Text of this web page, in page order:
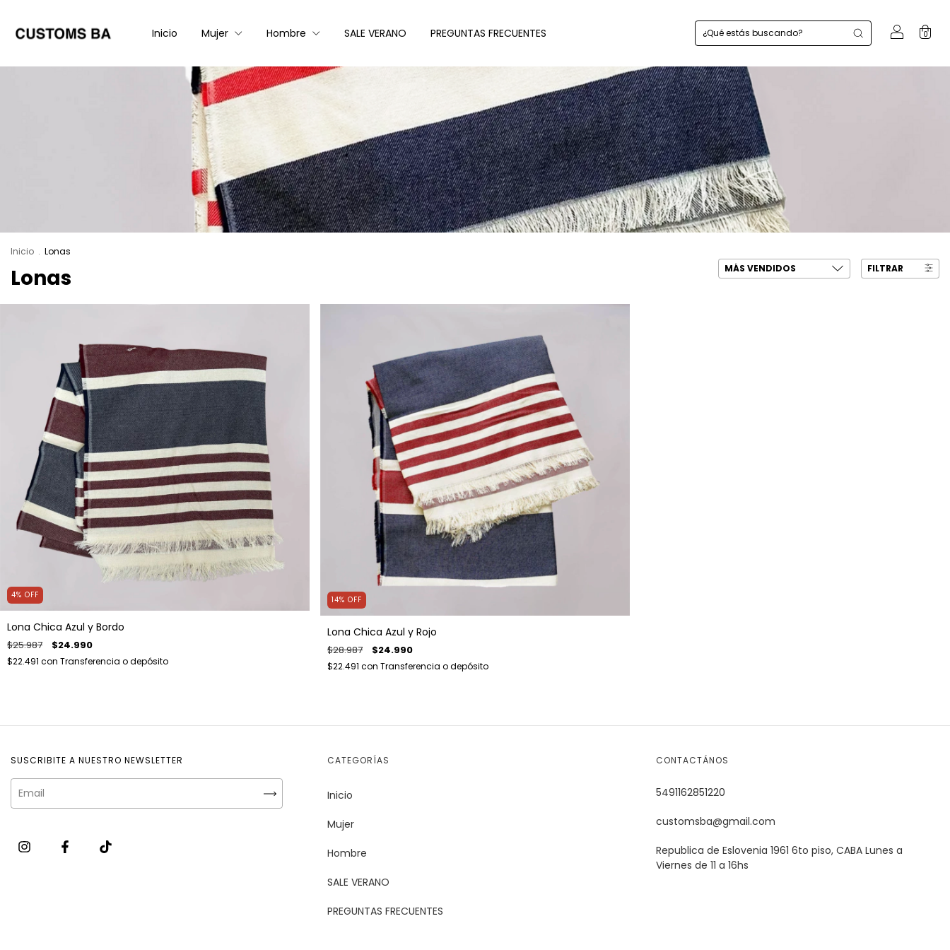
Inicio Mujer Hombre SALE VERANO PREGUNTAS FRECUENTES 0
Inicio . Lonas
Lonas FILTRAR
4% OFF
Lona Chica Azul y Bordo
$25.987 $24.990
$22.491 con Transferencia o depósito
14% OFF
Lona Chica Azul y Rojo
$28.987 $24.990
$22.491 con Transferencia o depósito
SUSCRIBITE A NUESTRO NEWSLETTER CATEGORÍAS
Inicio
Mujer
Hombre
SALE VERANO
PREGUNTAS FRECUENTES
CONTACTÁNOS
5491162851220
customsba@gmail.com
Republica de Eslovenia 1961 6to piso, CABA Lunes a
Viernes de 11 a 16hs